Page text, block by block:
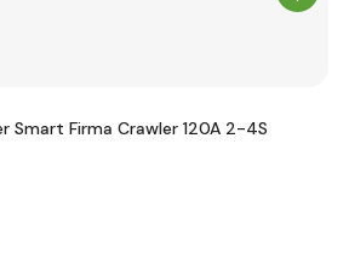
Smart Firma Crawler 120A 2-4S